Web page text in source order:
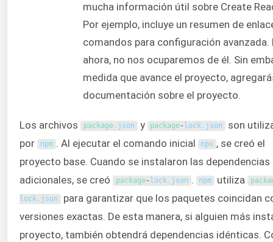
mucha información útil sobre Create
Por ejemplo, incluye un resumen de
comandos para configuración avanzada.
ahora, no nos ocuparemos de él. Sin
medida que avance el proyecto,
documentación sobre el proyecto.
Los archivos package. json y package- lock . json
son
por
npm . Al ejecutar el comando inicial npx , se creó el
proyecto base. Cuando se instalaron las dependencias
adicionales, se creó
package- lock. json . npm utiliza
lock . json para garantizar que los paquetes coincidan
versiones exactas. De esta manera, si alguien más
proyecto, también obtendrá dependencias idénticas.